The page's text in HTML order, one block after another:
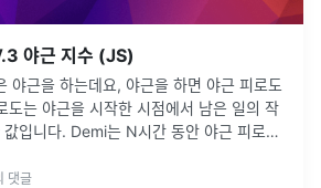
야근 지수 (JS)
야근을 하는데요, 야근을 하면 야근 피로도
도는 야근을 시작한 시점에서 남은 일의 작
입니다. Demi는 N시간 동안 야근 피로도
댓글